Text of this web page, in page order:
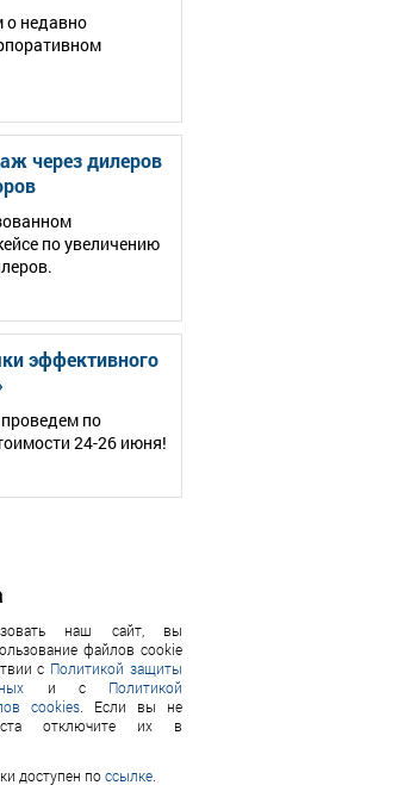
о недавно
через дилеров
по увеличению
эффективного
по
24-26 июня!
наш сайт, вы
файлов cookie
с Политикой защиты
и с Политикой
cookies . Если вы не
отключите их в
доступен поссылке